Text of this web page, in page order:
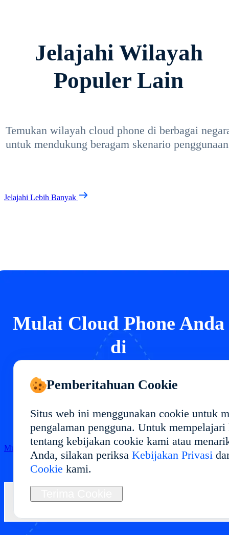
Jelajahi Wilayah
Populer Lain
Temukan wilayah cloud phone di berbagai
untuk mendukung beragam skenario
Jelajahi Lebih Banyak
Mulai Cloud Phone Anda
di
Terapkan lingkungan cloud phone di dengan
performa stabil dan penggunaan fleksibel.
aplikasi, otomasi, dan operasi jangka panjang.
Mulai
Hubungi Kami
Pemberitahuan Cookie
Situs web ini menggunakan cookie untuk
pengalaman pengguna. Untuk
tentang kebijakan cookie kami atau
Anda, silakan periksa Kebijakan Privasi
Cookie kami.